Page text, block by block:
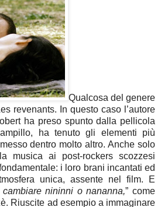
Qualcosa del genere
revenants. In questo caso l’autore
ha preso spunto dalla pellicola
ha tenuto gli elementi più
dentro molto altro. Anche solo
musica ai post-rockers scozzesi
i loro brani incantati ed
unica, assente nel film. E
nininni o nananna,” come
Riuscite ad esempio a immaginare